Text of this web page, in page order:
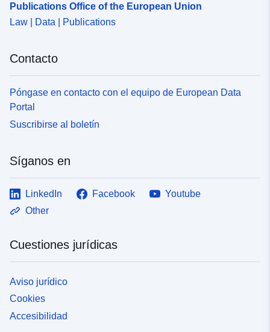
Publications Office of the European Union
Law | Data | Publications
Contacto
Póngase en contacto con el equipo de European Data
Portal
Suscribirse al boletín
Síganos en
LinkedIn Facebook
Youtube
Other
Cuestiones jurídicas
Aviso jurídico
Cookies
Accesibilidad